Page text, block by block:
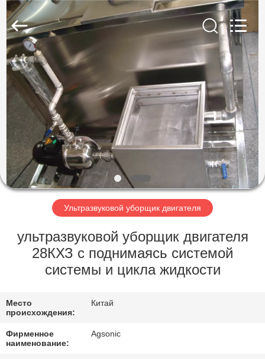
ДОМ
ПРОДУКТЫ
VR
ШОУ
НАС
ПУТЕШЕСТВИЕ
ПРОВЕРКА
КАЧЕСТВА
AG
Sonic
Technology
limited.
Rights
Reserved.
Ультразвуковой уборщик двигателя
ультразвуковой уборщик двигателя
28КХЗ с поднимаясь системой
системы и цикла жидкости
Место
происхождения:
Китай
Фирменное
наименование:
Agsonic